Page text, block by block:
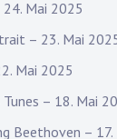
24. Mai 2025
– 23. Mai
Mai 2025
– 18. Mai
Beethoven –